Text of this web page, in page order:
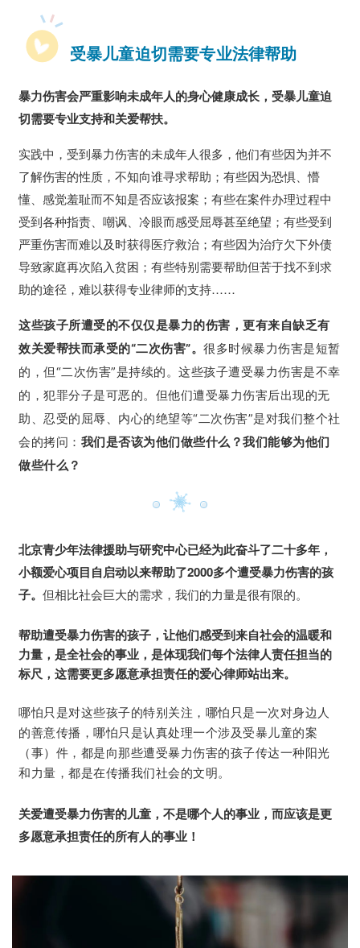
受暴儿童迫切需要专业法律帮助
暴力伤害会严重影响未成年人的身心健康成长，受暴儿童迫
切需要专业支持和关爱帮扶。
实践中，受到暴力伤害的未成年人很多，他们有些因为并不
了解伤害的性质，不知向谁寻求帮助；有些因为恐惧、懵
懂、感觉羞耻而不知是否应该报案；有些在案件办理过程中
受到各种指责、嘲讽、冷眼而感受屈辱甚至绝望；有些受到
严重伤害而难以及时获得医疗救治；有些因为治疗欠下外债
导致家庭再次陷入贫困；有些特别需要帮助但苦于找不到求
助的途径，难以获得专业律师的支持……
这些孩子所遭受的不仅仅是暴力的伤害，更有来自缺乏有
效关爱帮扶而承受的“二次伤害”。很多时候暴力伤害是短暂
的，但“二次伤害”是持续的。这些孩子遭受暴力伤害是不幸
的，犯罪分子是可恶的。但他们遭受暴力伤害后出现的无
助、忍受的屈辱、内心的绝望等“二次伤害”是对我们整个社
会的拷问： 我们是否该为他们做些什么？我们能够为他们
做些什么？
北京青少年法律援助与研究中心已经为此奋斗了二十多年，
小额爱心项目自启动以来帮助了2000多个遭受暴力伤害的孩
子。 但相比社会巨大的需求，我们的力量是很有限的。
帮助遭受暴力伤害的孩子，让他们感受到来自社会的温暖和
力量，是全社会的事业， 是体现我们每个法律人责任担当的
标尺， 这需要更多愿意承担责任的爱心律师站出来。
哪怕只是对这些孩子的特别关注，哪怕只是一次对身边人
的善意传播，哪怕只是认真处理一个涉及受暴儿童的案
（事）件，都是向那些遭受暴力伤害的孩子传达一种阳光
和力量，都是在传播我们社会的文明。
关爱遭受暴力伤害的儿童，不是哪个人的事业，而应该是更
多愿意承担责任的所有人的事业！